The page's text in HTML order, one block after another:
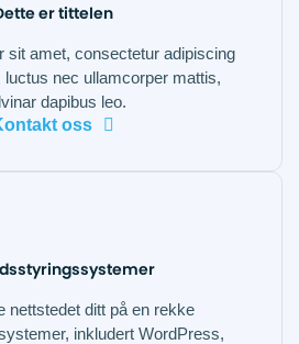
er tittelen
sit amet, consectetur adipiscing
luctus nec ullamcorper mattis,
dapibus leo.
oss
nettstedet ditt på en rekke
inkludert WordPress,